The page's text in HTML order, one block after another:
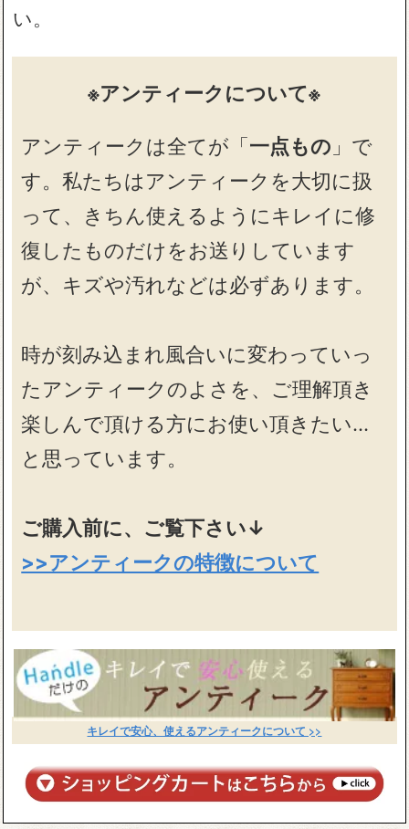
い。
※アンティークについて※
アンティークは全てが「一点もの 」で
す。私たちはアンティークを大切に扱
って、きちん使えるようにキレイに修
復したものだけをお送りしています
が、キズや汚れなどは必ずあります。
時が刻み込まれ風合いに変わっていっ
たアンティークのよさを、ご理解頂き
楽しんで頂ける方にお使い頂きたい…
と思っています。
ご購入前に、ご覧下さい↓
>>アンティークの特徴について
キレイで安心、使えるアンティークについて >>